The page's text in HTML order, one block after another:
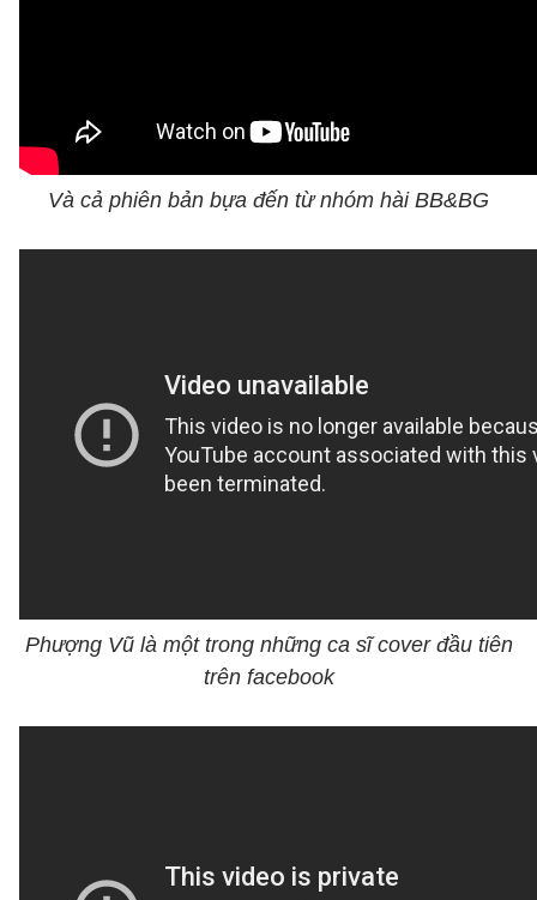
Và cả phiên bản bựa đến từ nhóm hài BB&BG
Phượng Vũ là một trong những ca sĩ cover đầu tiên
trên facebook